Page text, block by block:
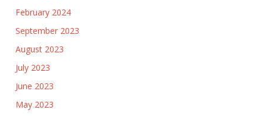
February 2024
September 2023
August 2023
July 2023
June 2023
May 2023